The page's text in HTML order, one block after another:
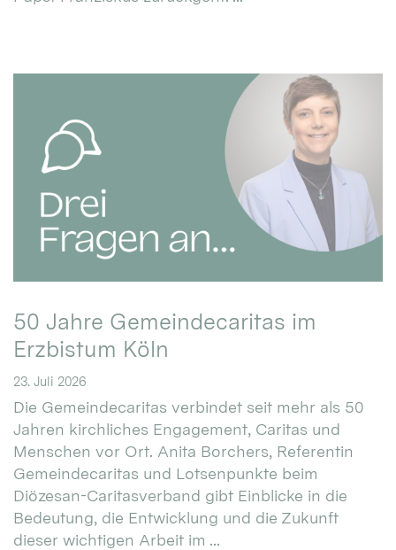
50 Jahre Gemeindecaritas im
Erzbistum Köln
23. Juli 2026
Die Gemeindecaritas verbindet seit mehr als 50
Jahren kirchliches Engagement, Caritas und
Menschen vor Ort. Anita Borchers, Referentin
Gemeindecaritas und Lotsenpunkte beim
Diözesan-Caritasverband gibt Einblicke in die
Bedeutung, die Entwicklung und die Zukunft
dieser wichtigen Arbeit im ...